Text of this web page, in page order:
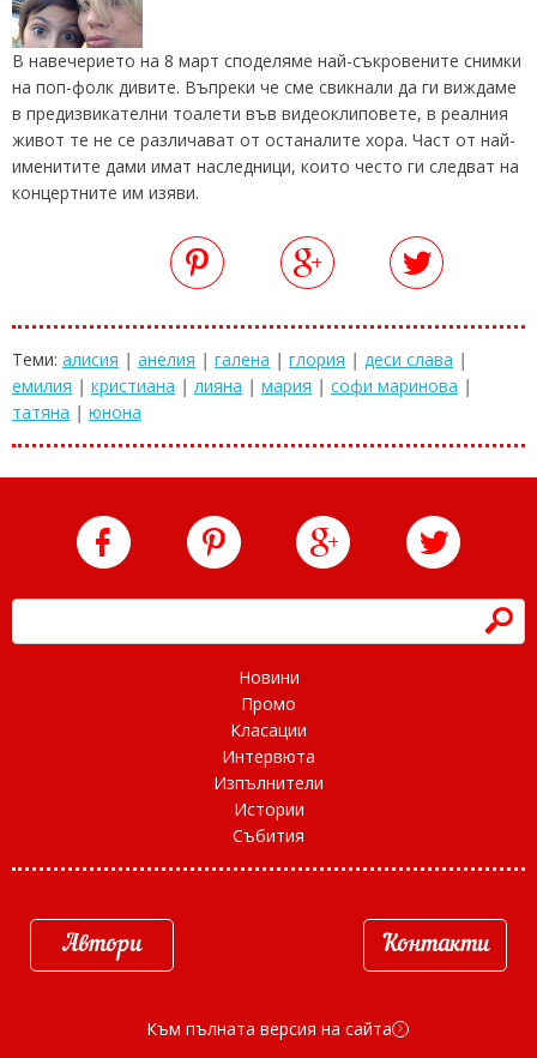
В навечерието на 8 март споделяме най-съкровените снимки
на поп-фолк дивите. Въпреки че сме свикнали да ги виждаме
в предизвикателни тоалети във видеоклиповете, в реалния
живот те не се различават от останалите хора. Част от най-
именитите дами имат наследници, които често ги следват на
концертните им изяви.
Теми: алисия | анелия | галена | глория | деси слава |
емилия | кристиана | лияна | мария | софи маринова |
татяна | юнона
h
Новини
Промо
Класации
Интервюта
Изпълнители
Истории
Събития
Автори Контакти
Към пълната версия на сайта d